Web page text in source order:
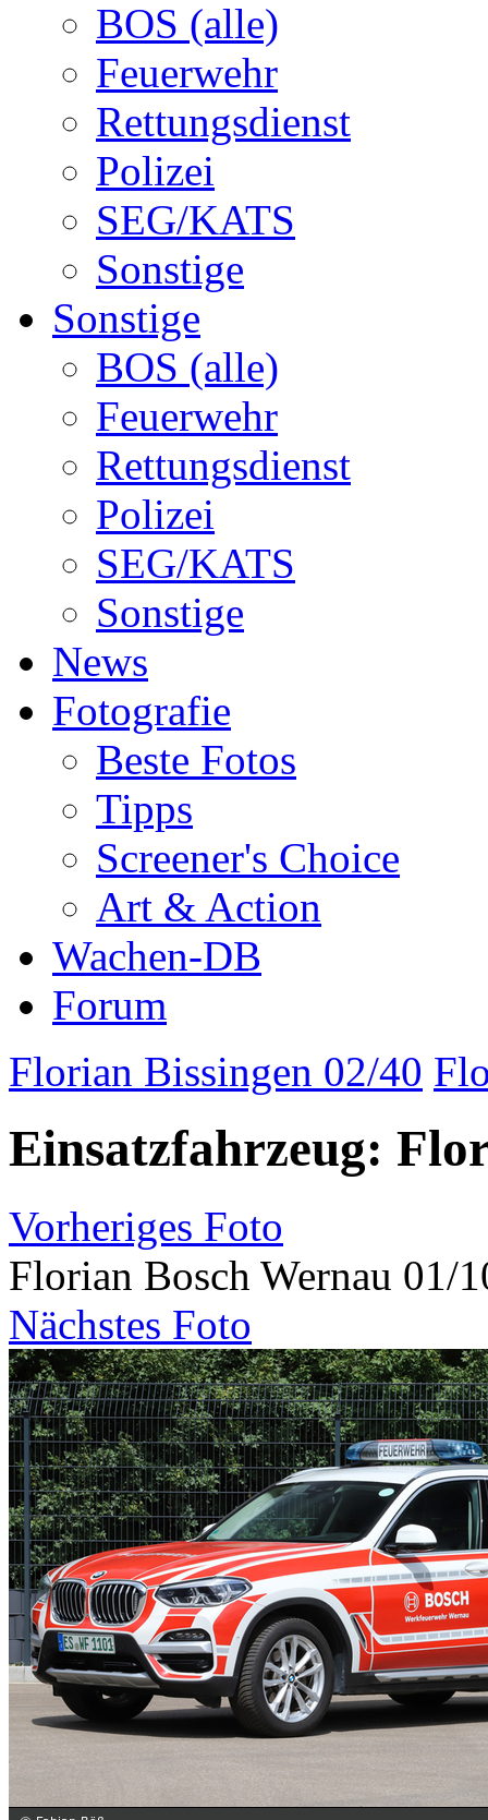
BOS (alle)
Feuerwehr
Rettungsdienst
Polizei
SEG/KATS
Sonstige
Sonstige
BOS (alle)
Feuerwehr
Rettungsdienst
Polizei
SEG/KATS
Sonstige
News
Fotografie
Beste Fotos
Tipps
Screener's Choice
Art & Action
Wachen-DB
Forum
Florian Bissingen 02/40
Einsatzfahrzeug:
Vorheriges Foto
Florian Bosch Wernau 01/
Nächstes Foto